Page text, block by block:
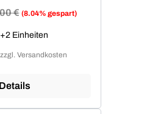
Preis:
€ (8.04% gespart)
Einheiten
Versandkosten
Details